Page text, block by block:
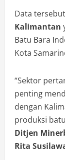
Data
Kalimantan
Batu Bara
Kota
“Sektor
penting
dengan
produksi
Ditjen
Rita